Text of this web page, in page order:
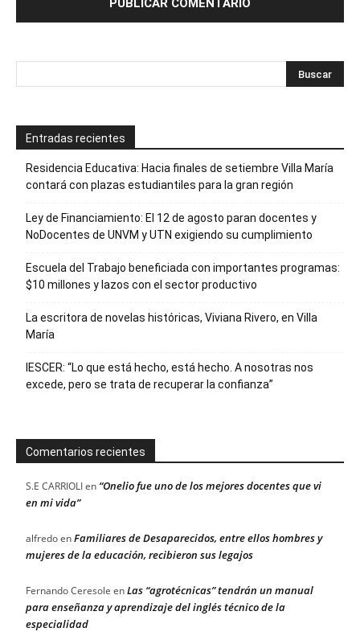
Entradas recientes
Residencia Educativa: Hacia finales de setiembre Villa María
contará con plazas estudiantiles para la gran región
Ley de Financiamiento: El 12 de agosto paran docentes y
NoDocentes de UNVM y UTN exigiendo su cumplimiento
Escuela del Trabajo beneficiada con importantes programas:
$10 millones y lazos con el sector productivo
La escritora de novelas históricas, Viviana Rivero, en Villa
María
IESCER: “Lo que está hecho, está hecho. A nosotras nos
excede, pero se trata de recuperar la confianza”
Comentarios recientes
S.E CARRIOLIen “Onelio fue uno de los mejores docentes que vi
en mi vida”
alfredoenFamiliares de Desaparecidos, entre ellos hombres y
mujeres de la educación, recibieron sus legajos
Fernando Ceresole enLas “agrotécnicas” tendrán un manual
para enseñanza y aprendizaje del inglés técnico de la
especialidad